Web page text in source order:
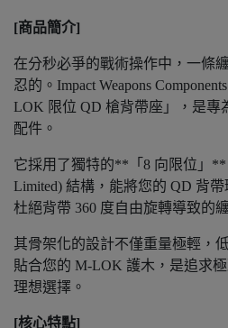
[商品簡介]
在分秒必爭的戰術操作中，一條
忍的。Impact Weapons
LOK 限位 QD 槍背帶座」，是專
配件。
它採用了獨特的**「8 向限位」**
Limited) 結構，能將您的 QD 背
杜絕背帶 360 度自由旋轉導致的
其骨架化的設計不僅重量極輕，
貼合您的 M-LOK 護木，是追求
理想選擇。
[核心特點]